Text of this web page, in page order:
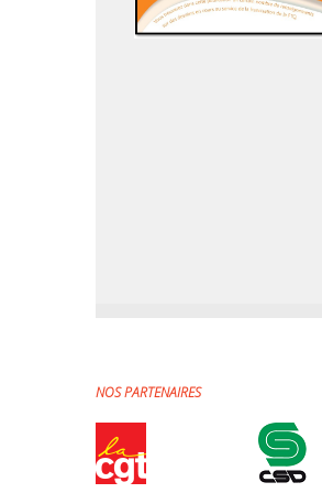
NOS PARTENAIRES